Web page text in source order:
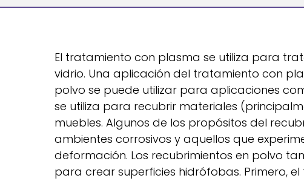
El tratamiento con plasma se utiliza para
vidrio. Una aplicación del tratamiento con
polvo se puede utilizar para aplicaciones
se utiliza para recubrir materiales
muebles. Algunos de los propósitos del
ambientes corrosivos y aquellos que
deformación. Los recubrimientos en polvo
para crear superficies hidrófobas. Primero,